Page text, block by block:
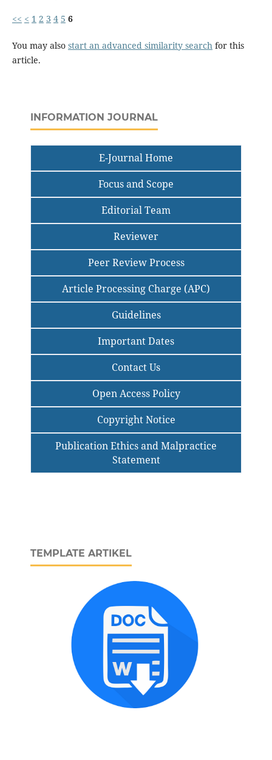
<< < 1 2 3 4 5 6
You may also start an advanced similarity searchfor this
article.
INFORMATION JOURNAL
E-Journal Home
Focus and Scope
Editorial Team
Reviewer
Peer Review Process
Article Processing Charge (APC)
Guidelines
Important Dates
Contact Us
Open Access Policy
Copyright Notice
Publication Ethics and Malpractice
Statement
TEMPLATE ARTIKEL